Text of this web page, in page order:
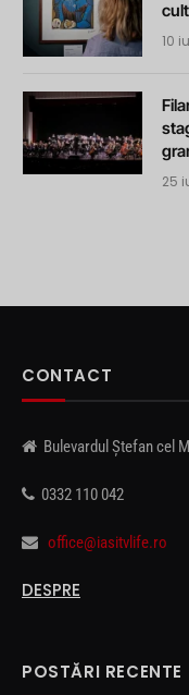
10
25
CONTACT
Bulevardul Ștefan cel
0332 110 042
office@iasitvlife.ro
DESPRE
POSTĂRI RECENTE